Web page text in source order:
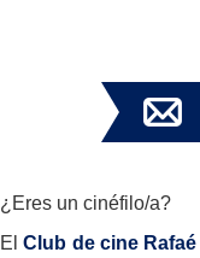
¿Eres un cinéfilo/a?
ElClub de cine Rafaé